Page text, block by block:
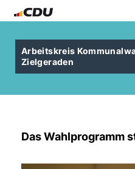
Arbeitskreis
Zielgeraden
Das Wahlprogramm